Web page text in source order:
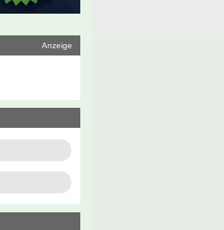
Anzeige